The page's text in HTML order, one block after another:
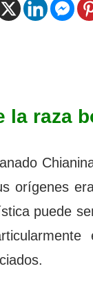
la raza
orígenes
puede